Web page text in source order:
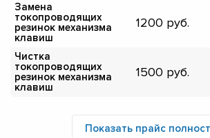
Замена
токопроводящих
резинок механизма
клавиш
1200
Чистка
токопроводящих
резинок механизма
клавиш
1500
Показать прайс